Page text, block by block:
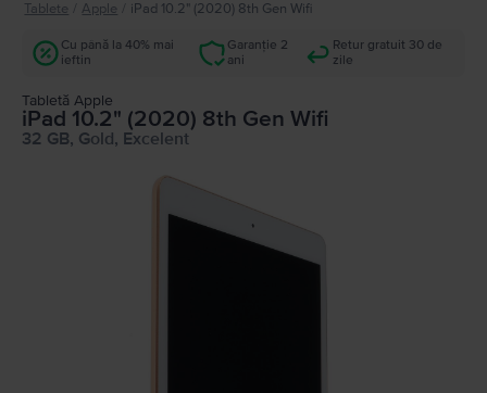
Tablete Apple iPad 10.2" (2020) 8th Gen Wifi
Cu până la 40% mai
ieftin
Garanție 2
ani
Retur gratuit 30 de
zile
Tabletă Apple
iPad 10.2" (2020) 8th Gen Wifi
32 GB, Gold, Excelent